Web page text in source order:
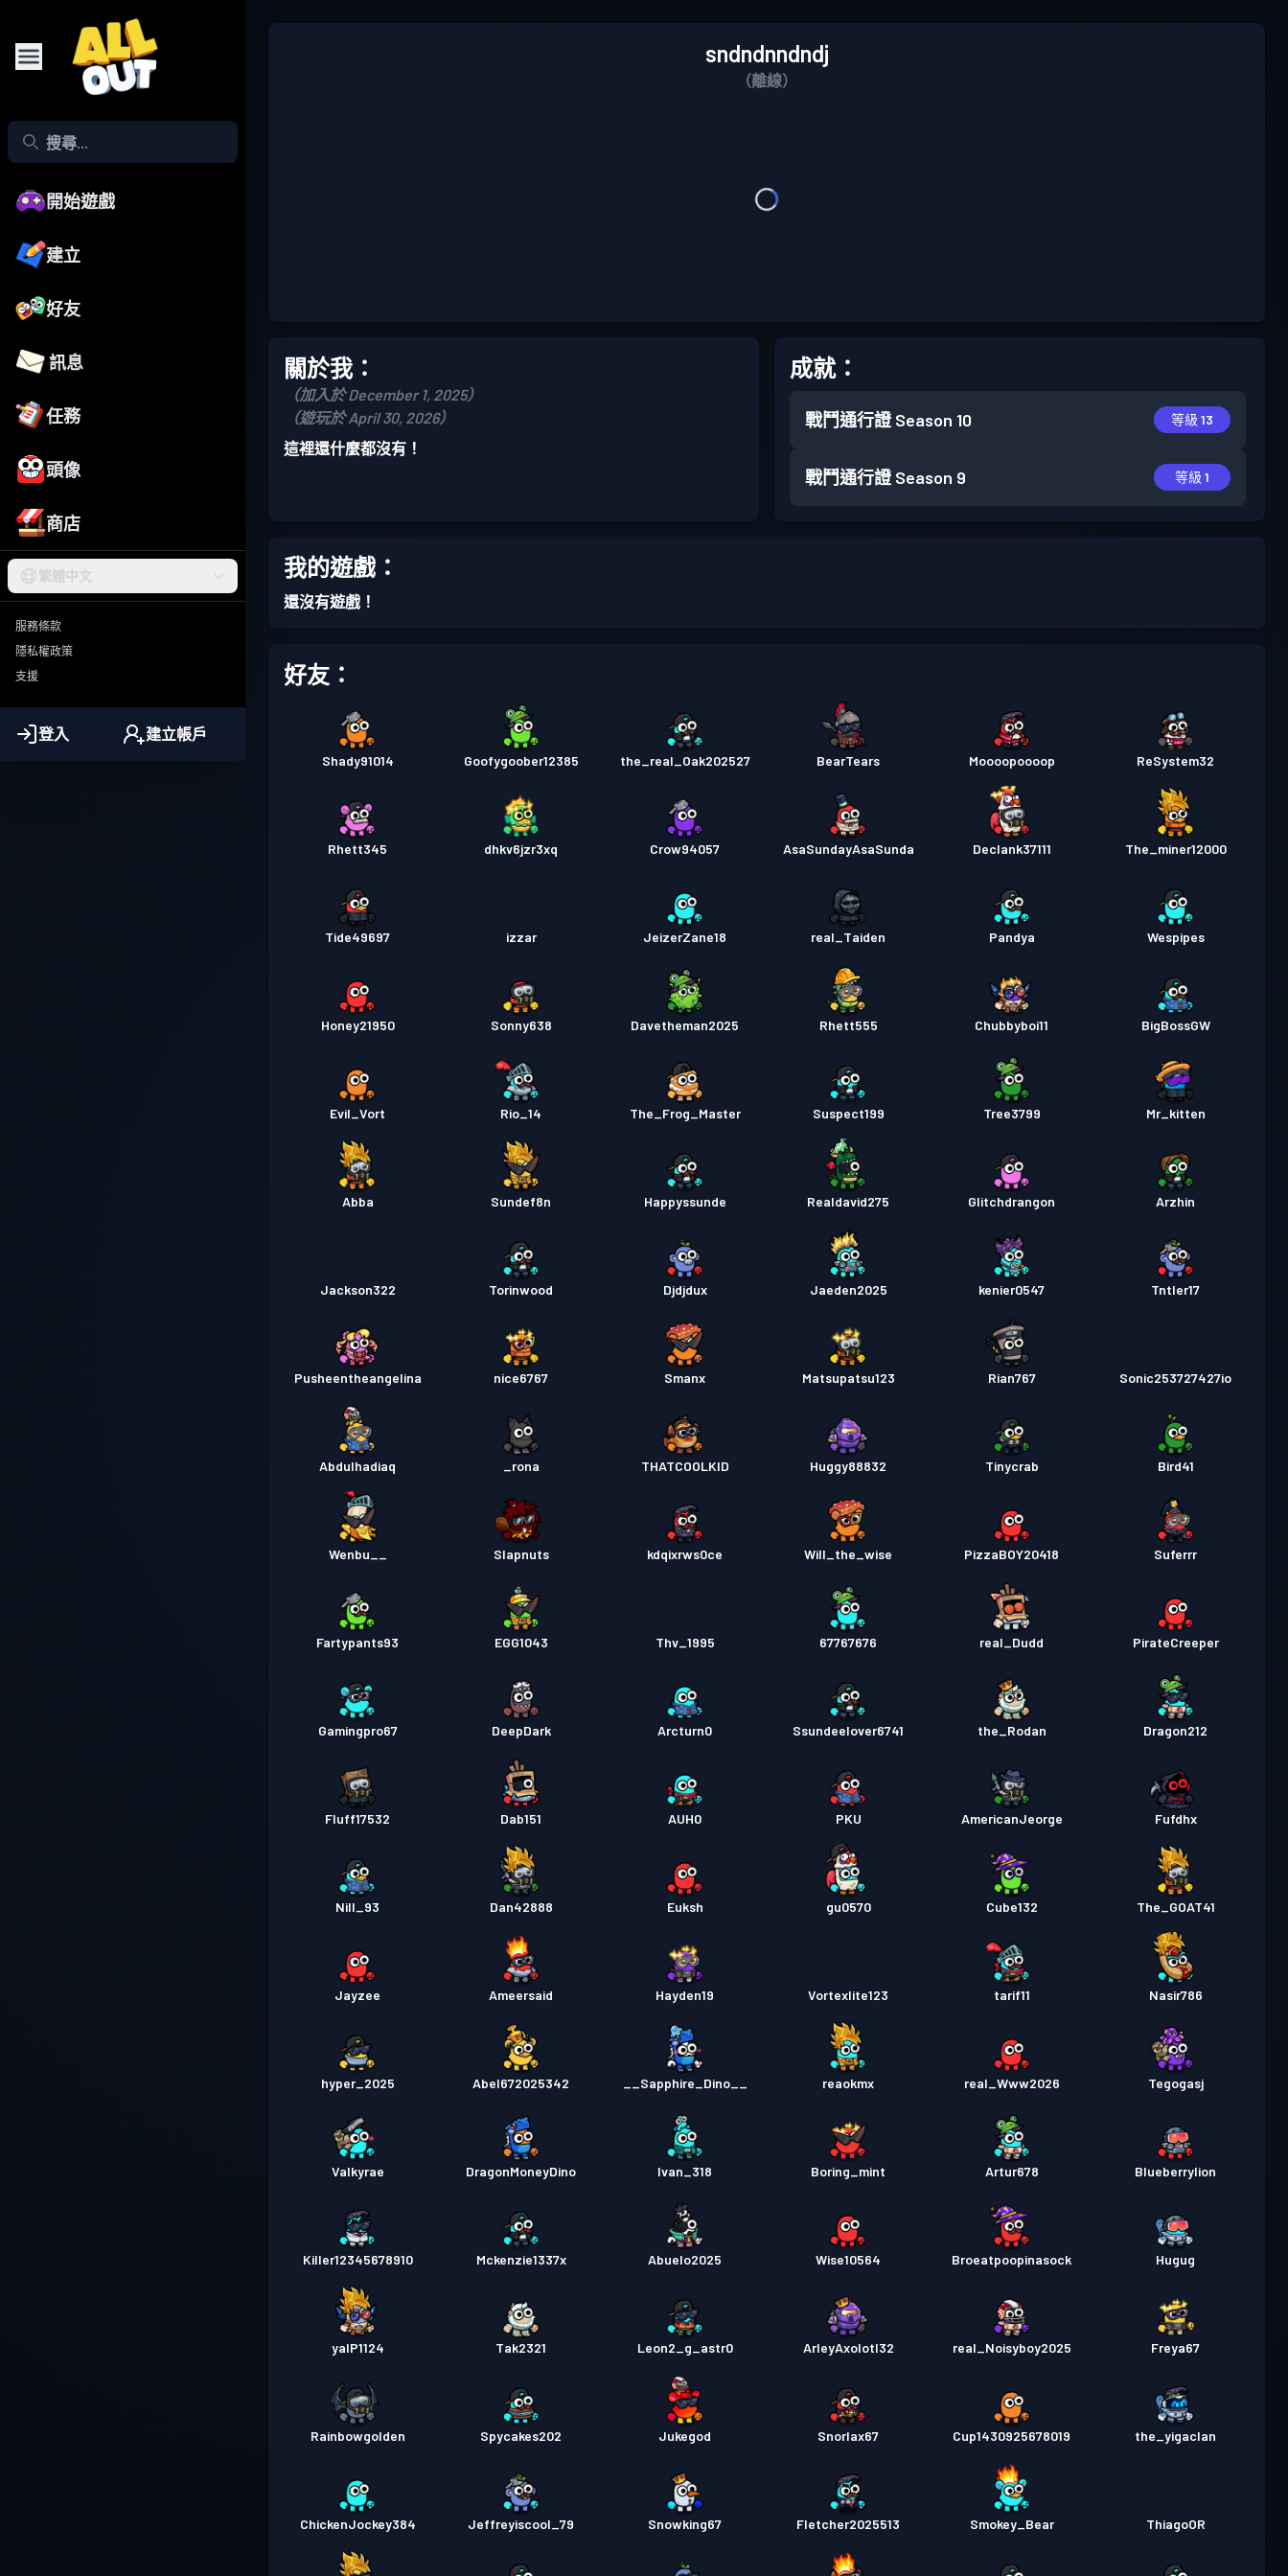
開始遊戲
建立
好友
訊息
任務
頭像
商店
繁體中文
服務條款
隱私權政策
支援
登入 建立帳戶
sndndnndndj
（離線）
關於我：
（加入於 December 1, 2025）
（遊玩於 April 30, 2026）
這裡還什麼都沒有！
成就：
戰鬥通行證 Season 10 等級 13
戰鬥通行證 Season 9 等級 1
我的遊戲：
還沒有遊戲！
好友：
Shady91014 Goofygoober12385 the_real_Oak202527 BearTears Moooopoooop ReSystem32
Rhett345 dhkv6jzr3xq Crow94057 AsaSundayAsaSunda Declank37111 The_miner12000
Tide49697 izzar JeizerZane18 real_Taiden Pandya Wespipes
Honey21950 Sonny638 Davetheman2025 Rhett555 Chubbyboi11 BigBossGW
Evil_Vort Rio_14 The_Frog_Master Suspect199 Tree3799 Mr_kitten
Abba Sundef8n Happyssunde Realdavid275 Glitchdrangon Arzhin
Jackson322 Torinwood Djdjdux Jaeden2025 kenier0547 TntIer17
Pusheentheangelina nice6767 Smanx Matsupatsu123 Rian767 Sonic253727427io
Abdulhadiaq _rona THATCOOLKID Huggy88832 Tinycrab Bird41
Wenbu__ Slapnuts kdqixrws0ce Will_the_wise PizzaBOY20418 Suferrr
Fartypants93 EGG1043 Thv_1995 67767676 real_Dudd PirateCreeper
Gamingpro67 DeepDark Arcturn0 Ssundeelover6741 the_Rodan Dragon212
Fluff17532 Dab151 AUH0 PKU AmericanJeorge Fufdhx
Nill_93 Dan42888 Euksh gu0570 Cube132 The_GOAT41
Jayzee Ameersaid Hayden19 Vortexlite123 tarif11 Nasir786
hyper_2025 Abel672025342 __Sapphire_Dino__ reaokmx real_Www2026 Tegogasj
Valkyrae DragonMoneyDino Ivan_318 Boring_mint Artur678 Blueberrylion
Killer12345678910 Mckenzie1337x Abuelo2025 Wise10564 Broeatpoopinasock Hugug
yalP1124 Tak2321 Leon2_g_astr0 ArleyAxolotl32 real_Noisyboy2025 Freya67
Rainbowgolden Spycakes202 Jukegod Snorlax67 Cup1430925678019 the_yigaclan
ChickenJockey384 Jeffreyiscool_79 Snowking67 Fletcher2025513 Smokey_Bear ThiagoOR